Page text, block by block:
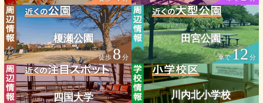
榎瀬公園
徒歩8 分
田宮公園
車で12 分
四国大学 川内北小学校